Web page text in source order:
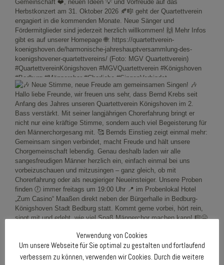
Verwendung von Cookies
Um unsere Webseite für Sie optimal zu gestalten und fortlaufend
verbessern zu können, verwenden wir Cookies. Durch die weitere